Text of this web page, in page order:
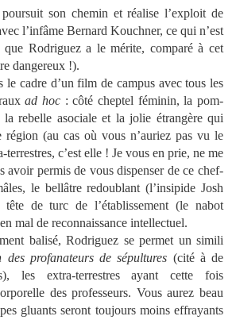
son chemin et réalise l’exploit de
l’infâme Bernard Kouchner, ce qui n’est
que Rodriguez a le mérite, comparé à cet
dangereux !).
le cadre d’un film de campus avec tous les
ad hoc : côté cheptel féminin, la pom-
rebelle asociale et la jolie étrangère qui
région (au cas où vous n’auriez pas vu le
c’est elle ! Je vous en prie, ne me
avoir permis de vous dispenser de ce chef-
le bellâtre redoublant (l’insipide Josh
de turc de l’établissement (le nabot
mal de reconnaissance intellectuel.
balisé, Rodriguez se permet un simili
des profanateurs de sépultures (cité à de
les extra-terrestres ayant cette fois
des professeurs. Vous aurez beau
gluants seront toujours moins effrayants